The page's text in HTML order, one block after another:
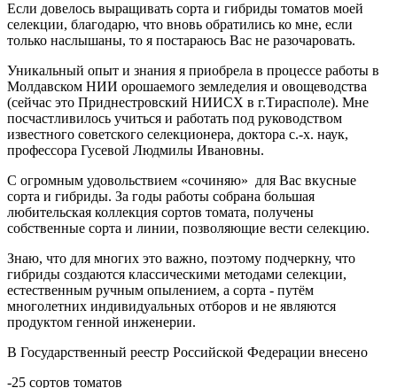
Если довелось выращивать сорта и гибриды томатов моей
селекции, благодарю, что вновь обратились ко мне, если
только наслышаны, то я постараюсь Вас не разочаровать.
Уникальный опыт и знания я приобрела в процессе работы в
Молдавском НИИ орошаемого земледелия и овощеводства
(сейчас это Приднестровский НИИСХ в г.Тирасполе). Мне
посчастливилось учиться и работать под руководством
известного советского селекционера, доктора с.-х. наук,
профессора Гусевой Людмилы Ивановны.
С огромным удовольствием «сочиняю» для Вас вкусные
сорта и гибриды. За годы работы собрана большая
любительская коллекция сортов томата, получены
собственные сорта и линии, позволяющие вести селекцию.
Знаю, что для многих это важно, поэтому подчеркну, что
гибриды создаются классическими методами селекции,
естественным ручным опылением, а сорта - путём
многолетних индивидуальных отборов и не являются
продуктом генной инженерии.
В Государственный реестр Российской Федерации внесено
-25 сортов томатов